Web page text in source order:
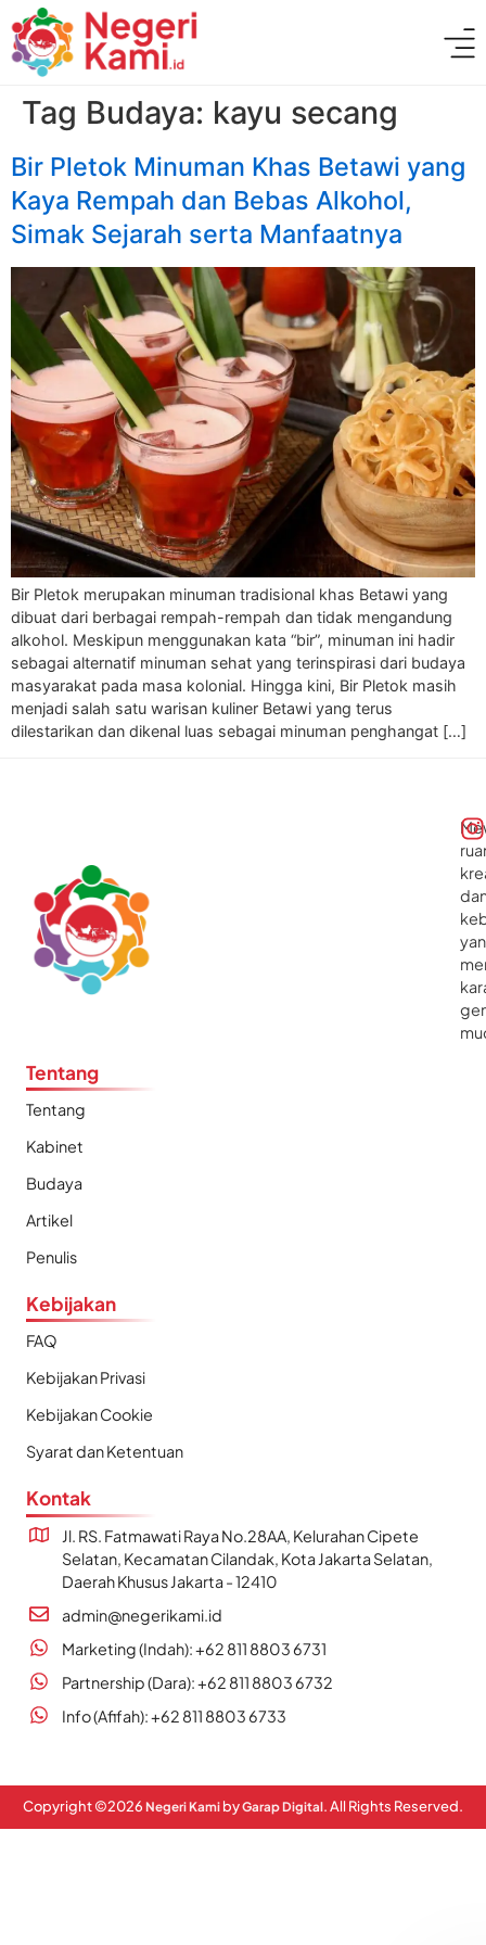
Tag Budaya: kayu secang
Bir Pletok Minuman Khas Betawi yang
Kaya Rempah dan Bebas Alkohol,
Simak Sejarah serta Manfaatnya
Bir Pletok merupakan minuman tradisional khas Betawi yang
dibuat dari berbagai rempah-rempah dan tidak mengandung
alkohol. Meskipun menggunakan kata “bir”, minuman ini hadir
sebagai alternatif minuman sehat yang terinspirasi dari budaya
masyarakat pada masa kolonial. Hingga kini, Bir Pletok masih
menjadi salah satu warisan kuliner Betawi yang terus
dilestarikan dan dikenal luas sebagai minuman penghangat […]
Tentang
Tentang
Kabinet
Budaya
Artikel
Penulis
Kebijakan
FAQ
Kebijakan Privasi
Kebijakan Cookie
Syarat dan Ketentuan
Kontak
Jl. RS. Fatmawati Raya No.28AA, Kelurahan Cipete
Selatan, Kecamatan Cilandak, Kota Jakarta Selatan,
Daerah Khusus Jakarta - 12410
admin@negerikami.id
Marketing (Indah): +62 811 8803 6731
Partnership (Dara): +62 811 8803 6732
Info (Afifah): +62 811 8803 6733
Copyright ©2026 Negeri Kami byGarap Digital. All Rights Reserved.